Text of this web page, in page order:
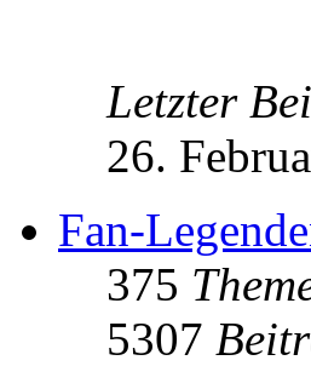
Letzter
26.
Fan-
375
5307